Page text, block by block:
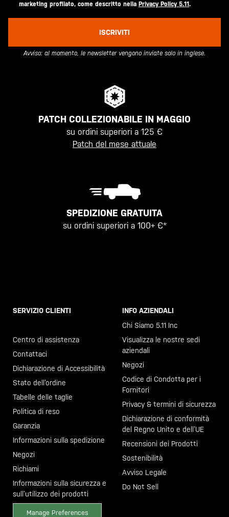
marketing profilato, come descritto nella Privacy Policy 5.11.
ISCRIVITI
Avviso: al momento, le newsletter vengono inviate solo in inglese.
PATCH COLLEZIONABILE IN MAGGIO
su ordini superiori a 125 €
Patch del mese attuale
SPEDIZIONE GRATUITA
su ordini superiori a 100+ €*
SERVIZIO CLIENTI
Centro di assistenza
Contattaci
Dichiarazione di Accessibilità
Stato dell’ordine
Tabelle delle taglie
Politica di reso
Garanzia
Informazioni sulla spedizione
Negozi
Richiami
Informazioni sulla sicurezza e
sull’utilizzo dei prodotti
Manage Preferences
INFO AZIENDALI
Chi Siamo 5.11 Inc
Visualizza le nostre sedi
aziendali
Negozi
Codice di Condotta per i
Fornitori
Privacy & termini di sicurezza
Dichiarazione di conformità
del Regno Unito e dell’UE
Recensioni dei Prodotti
Sostenibilità
Avviso Legale
Do Not Sell